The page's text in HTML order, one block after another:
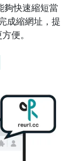
夠快速縮短當
成縮網址，提
便。